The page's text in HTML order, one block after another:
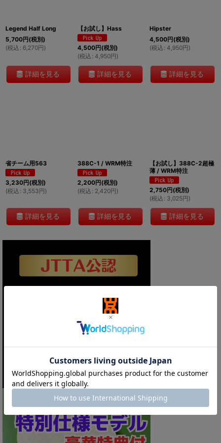
Legend Half Long
5,700円(税別)
(税込 : 6,270円)
詳細を見る
【お試し】Hass
4,500円(税別)
(税込 : 4,950円)
詳細を見る
Hipster
4,500円(税別)
(税込 : 4,950円)
詳細を見る
省チーム用563
3,230円(税別)
(税込 : 3,553円)
詳細を見る
388C-1 / WRM特注
2,200円(税別)
(税込 : 2,420円)
詳細を見る
【お試し】388C-2超極
薄 / WRM特注
2,750円(税別)
(税込 : 3,025円)
詳細を見る